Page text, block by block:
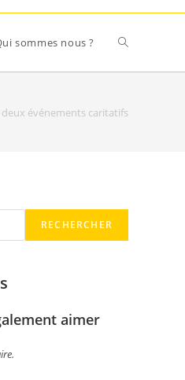
sommes nous ?
deux événements caritatifs
RECHERCHER
aimer